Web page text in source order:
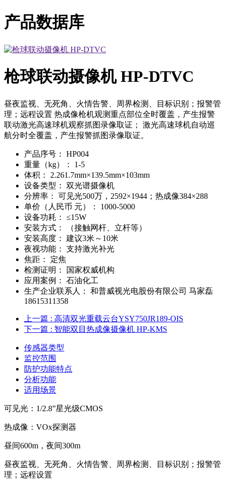
产品数据库
枪球联动摄像机 HP-DTVC
昼夜监视、无死角、火情告警、周界检测、目标识别；报警管
理；远程设置 热成像枪机观测重点部位全时覆盖，产生报警
联动激光高速球机观察抓图录像取证； 激光高速球机自动巡
航分时全覆盖，产生报警抓图录像取证。
产品序号：
HP004
重量（kg）：
1-5
体积：
2.261.7mm×139.5mm×103mm
设备类型：
双光谱摄像机
分辨率：
可见光500万，2592×1944；热成像384×288
单价（人民币 元）：
1000-5000
设备功耗：
≤15W
安装方式：
（接触网杆、立杆等）
安装高度：
建议3米～10米
夜视功能：
支持激光补光
焦距：
定焦
检测证明：
国家权威机构
应用案例：
石油化工
生产企业联系人：
和普威视光电股份有限公司 马家磊
18615311358
上一篇 : 高清双光重载云台YSY750JR189-OIS
下一篇 : 智能双目热成像摄像机 HP-KMS
传感器类型
监控范围
防护功能特点
分析功能
适用场景
可见光：1/2.8”星光级CMOS
热成像：VOx探测器
昼间600m，夜间300m
昼夜监视、无死角、火情告警、周界检测、目标识别；报警管
理；远程设置